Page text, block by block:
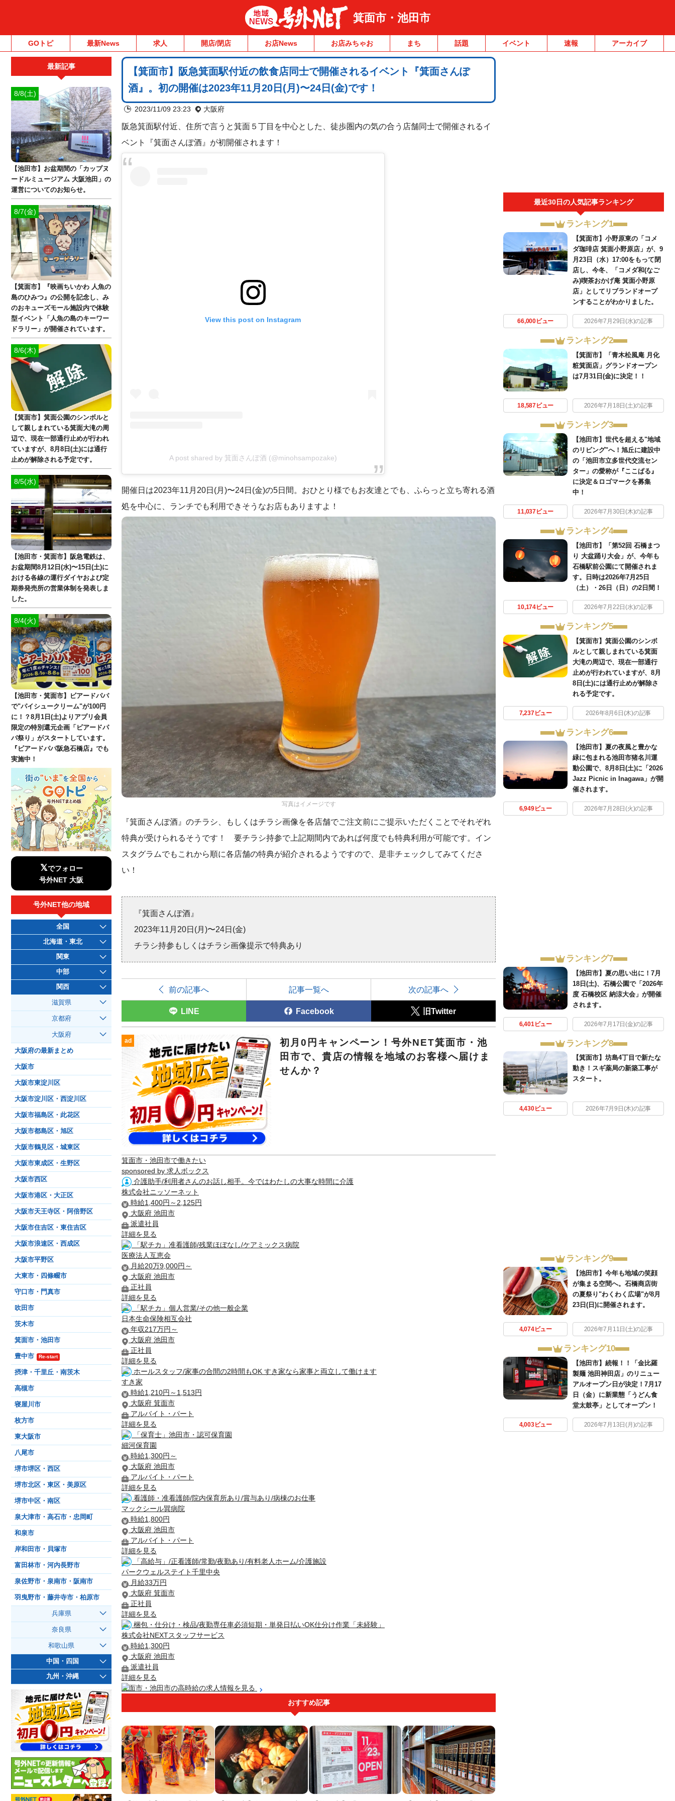
箕面市・池田市
GOトピ 最新News 求人 開店/閉店 お店News お店みちゃお まち 話題 イベント 速報 アーカイブ
【箕面市】阪急箕面駅付近の飲食店同士で開催されるイベント『箕面さんぽ
酒』。初の開催は2023年11月20日(月)〜24日(金)です！
2023/11/09 23:23 大阪府
阪急箕面駅付近、住所で言うと箕面５丁目を中心とした、徒歩圏内の気の合う店舗同士で開催されるイ
ベント『箕面さんぽ酒』が初開催されます！
View this post on Instagram
A post shared by 箕面さんぽ酒 (@minohsampozake)
開催日は2023年11月20日(月)〜24日(金)の5日間。おひとり様でもお友達とでも、ふらっと立ち寄れる酒
処を中心に、ランチでも利用できそうなお店もありますよ！
写真はイメージです
『箕面さんぽ酒』のチラシ、もしくはチラシ画像を各店舗でご注文前にご提示いただくことでそれぞれ
特典が受けられるそうです！ 要チラシ持参で上記期間内であれば何度でも特典利用が可能です。イン
スタグラムでもこれから順に各店舗の特典が紹介されるようですので、是非チェックしてみてくださ
い！
『箕面さんぽ酒』
2023年11月20日(月)〜24日(金)
チラシ持参もしくはチラシ画像提示で特典あり
前の記事へ 記事一覧へ 次の記事へ
LINE Facebook 旧Twitter
ad
初月0円キャンペーン！号外NET箕面市・池
田市で、貴店の情報を地域のお客様へ届けま
せんか？
箕面市・池田市で働きたい
sponsored by 求人ボックス
介護助手/利用者さんのお話し相手。今ではわたしの大事な時間に介護
株式会社ニッソーネット
時給1,400円～2,125円
大阪府 池田市
派遣社員
詳細を見る
「駅チカ」准看護師/残業ほぼなし/ケアミックス病院
医療法人互恵会
月給20万9,000円～
大阪府 池田市
正社員
詳細を見る
「駅チカ」個人営業/その他一般企業
日本生命保険相互会社
年収217万円～
大阪府 池田市
正社員
詳細を見る
ホールスタッフ/家事の合間の2時間もOK すき家なら家事と両立して働けます
すき家
時給1,210円～1,513円
大阪府 箕面市
アルバイト・パート
詳細を見る
「保育士」池田市・認可保育園
細河保育園
時給1,300円～
大阪府 池田市
アルバイト・パート
詳細を見る
看護師・准看護師/院内保育所あり/賞与あり/病棟のお仕事
マックシール巽病院
時給1,800円
大阪府 池田市
アルバイト・パート
詳細を見る
「高給与」/正看護師/常勤/夜勤あり/有料老人ホーム/介護施設
パークウェルステイト千里中央
月給33万円
大阪府 箕面市
正社員
詳細を見る
梱包・仕分け・検品/夜勤専任車必須短期・単発日払いOK仕分け作業「未経験」
株式会社NEXTスタッフサービス
時給1,300円
大阪府 池田市
派遣社員
詳細を見る
箕面市・池田市の高時給の求人情報を見る
おすすめ記事
最近30日の人気記事ランキング
ランキング1
【箕面市】小野原東の「コメ
ダ珈琲店 箕面小野原店」が、9
月23日（水）17:00をもって閉
店し、今冬、「コメダ和(なご
み)喫茶おかげ庵 箕面小野原
店」としてリブランドオープ
ンすることがわかりました。
66,000ビュー 2026年7月29日(水)の記事
ランキング2
【箕面市】「青木松風庵 月化
粧箕面店」グランドオープン
は7月31日(金)に決定！！
18,587ビュー 2026年7月18日(土)の記事
ランキング3
【池田市】世代を超える"地域
のリビング"へ！旭丘に建設中
の「池田市立多世代交流セン
ター」の愛称が『ここぱる』
に決定＆ロゴマークを募集
中！
11,037ビュー 2026年7月30日(木)の記事
ランキング4
【池田市】「第52回 石橋まつ
り 大盆踊り大会」が、今年も
石橋駅前公園にて開催されま
す。日時は2026年7月25日
（土）・26日（日）の2日間！
10,174ビュー 2026年7月22日(水)の記事
ランキング5
【箕面市】箕面公園のシンボ
ルとして親しまれている箕面
大滝の周辺で、現在一部通行
止めが行われていますが、8月
8日(土)には通行止めが解除さ
れる予定です。
7,237ビュー 2026年8月6日(木)の記事
ランキング6
【池田市】夏の夜風と豊かな
緑に包まれる池田市猪名川運
動公園で、8月8日(土)に「2026
Jazz Picnic in Inagawa」が開
催されます。
6,949ビュー 2026年7月28日(火)の記事
ランキング7
【池田市】夏の思い出に！7月
18日(土)、石橋公園で「2026年
度 石橋校区 納涼大会」が開催
されます。
6,401ビュー 2026年7月17日(金)の記事
ランキング8
【箕面市】坊島4丁目で新たな
動き！スギ薬局の新築工事が
スタート。
4,430ビュー 2026年7月9日(木)の記事
ランキング9
【池田市】今年も地域の笑顔
が集まる空間へ。石橋商店街
の夏祭り"わくわく広場"が8月
23日(日)に開催されます。
4,074ビュー 2026年7月11日(土)の記事
ランキング10
【池田市】続報！！「金比羅
製麺 池田神田店」のリニュー
アルオープン日が決定！7月17
日（金）に新業態「うどん食
堂太鼓亭」としてオープン！
4,003ビュー 2026年7月13日(月)の記事
最新記事
8/8(土)
【池田市】お盆期間の「カップヌ
ードルミュージアム 大阪池田」の
運営についてのお知らせ。
8/7(金)
【箕面市】『映画ちいかわ 人魚の
島のひみつ』の公開を記念し、み
のおキューズモール施設内で体験
型イベント「人魚の島のキーワー
ドラリー」が開催されています。
8/6(木)
【箕面市】箕面公園のシンボルと
して親しまれている箕面大滝の周
辺で、現在一部通行止めが行われ
ていますが、8月8日(土)には通行
止めが解除される予定です。
8/5(水)
【池田市・箕面市】阪急電鉄は、
お盆期間8月12日(水)〜15日(土)に
おける各線の運行ダイヤおよび定
期券発売所の営業体制を発表しま
した。
8/4(火)
【池田市・箕面市】ビアードパパ
で"パイシュークリーム"が100円
に！？8月1日(土)よりアプリ会員
限定の特別還元企画「ビアードパ
パ祭り」がスタートしています。
『ビアードパパ阪急石橋店』でも
実施中！
𝕏でフォロー
号外NET 大阪
号外NET他の地域
全国
北海道・東北
関東
中部
関西
滋賀県
京都府
大阪府
大阪府の最新まとめ
大阪市
大阪市東淀川区
大阪市淀川区・西淀川区
大阪市福島区・此花区
大阪市都島区・旭区
大阪市鶴見区・城東区
大阪市東成区・生野区
大阪市西区
大阪市港区・大正区
大阪市天王寺区・阿倍野区
大阪市住吉区・東住吉区
大阪市浪速区・西成区
大阪市平野区
大東市・四條畷市
守口市・門真市
吹田市
茨木市
箕面市・池田市
豊中市 Re-start
摂津・千里丘・南茨木
高槻市
寝屋川市
枚方市
東大阪市
八尾市
堺市堺区・西区
堺市北区・東区・美原区
堺市中区・南区
泉大津市・高石市・忠岡町
和泉市
岸和田市・貝塚市
富田林市・河内長野市
泉佐野市・泉南市・阪南市
羽曳野市・藤井寺市・柏原市
兵庫県
奈良県
和歌山県
中国・四国
九州・沖縄